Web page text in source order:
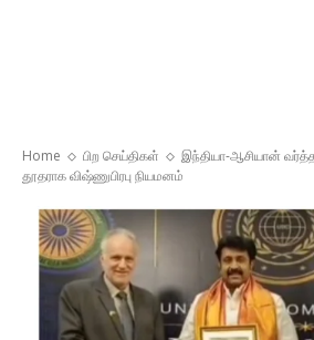
Home பிற செய்திகள்
இந்தியா-ஆசியான்
தூதராக விஷ்ணுபிரபு நியமனம்